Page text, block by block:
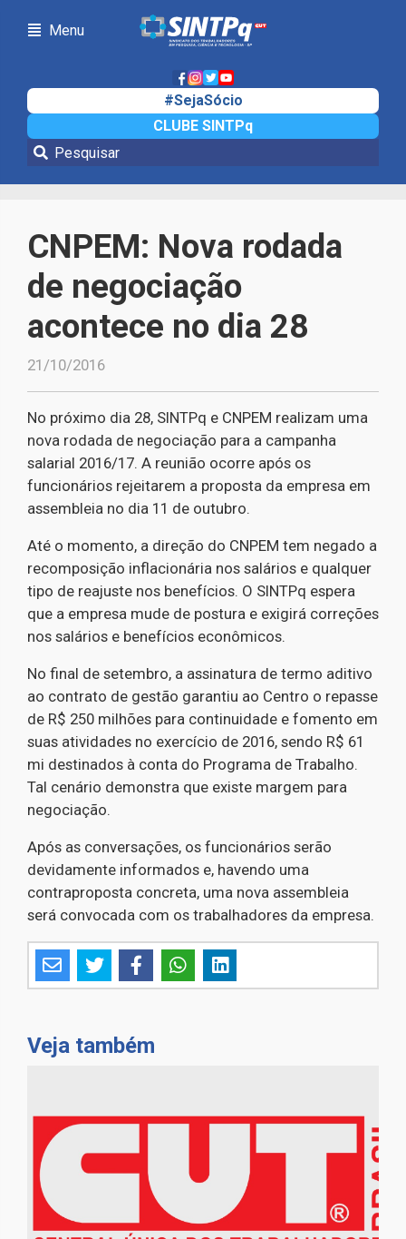
Menu
#SejaSócio
CLUBE SINTPq
Notícias
CNPEM: Nova rodada
de negociação
acontece no dia 28
21/10/2016
No próximo dia 28, SINTPq e CNPEM realizam uma
nova rodada de negociação para a campanha
salarial 2016/17. A reunião ocorre após os
funcionários rejeitarem a proposta da empresa em
assembleia no dia 11 de outubro.
Até o momento, a direção do CNPEM tem negado a
recomposição inflacionária nos salários e qualquer
tipo de reajuste nos benefícios. O SINTPq espera
que a empresa mude de postura e exigirá correções
nos salários e benefícios econômicos.
No final de setembro, a assinatura de termo aditivo
ao contrato de gestão garantiu ao Centro o repasse
de R$ 250 milhões para continuidade e fomento em
suas atividades no exercício de 2016, sendo R$ 61
mi destinados à conta do Programa de Trabalho.
Tal cenário demonstra que existe margem para
negociação.
Após as conversações, os funcionários serão
devidamente informados e, havendo uma
contraproposta concreta, uma nova assembleia
será convocada com os trabalhadores da empresa.
Veja também